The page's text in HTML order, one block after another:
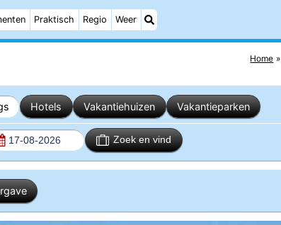
Praktisch Regio Weer
Home
Hotels Vakantiehuizen Vakantieparken
Zoek en vind